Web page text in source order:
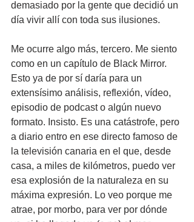
demasiado por la gente que decidió un
día vivir allí con toda sus ilusiones.
Me ocurre algo más, tercero. Me siento
como en un capítulo de Black Mirror.
Esto ya de por sí daría para un
extensísimo análisis, reflexión, vídeo,
episodio de podcast o algún nuevo
formato. Insisto. Es una catástrofe, pero
a diario entro en ese directo famoso de
la televisión canaria en el que, desde
casa, a miles de kilómetros, puedo ver
esa explosión de la naturaleza en su
máxima expresión. Lo veo porque me
atrae, por morbo, para ver por dónde